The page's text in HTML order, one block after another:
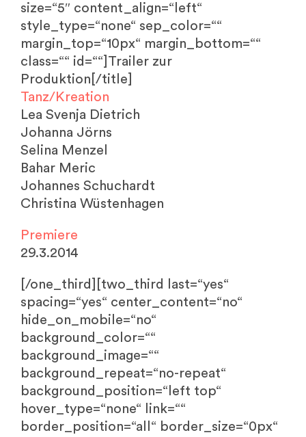
size=“5″ content_align=“left“
style_type=“none“ sep_color=““
margin_top=“10px“ margin_bottom=““
class=““ id=““]Trailer zur
Produktion[/title]
Tanz/Kreation
Lea Svenja Dietrich
Johanna Jörns
Selina Menzel
Bahar Meric
Johannes Schuchardt
Christina Wüstenhagen
Premiere
29.3.2014
[/one_third][two_third last=“yes“
spacing=“yes“ center_content=“no“
hide_on_mobile=“no“
background_color=““
background_image=““
background_repeat=“no-repeat“
background_position=“left top“
hover_type=“none“ link=““
border_position=“all“ border_size=“0px“